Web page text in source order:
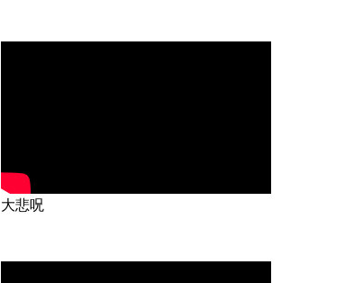
大悲呪